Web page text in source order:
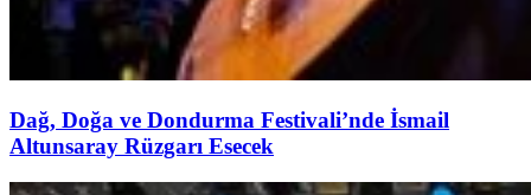
Dağ, Doğa ve Dondurma Festivali’nde İsmail
Altunsaray Rüzgarı Esecek